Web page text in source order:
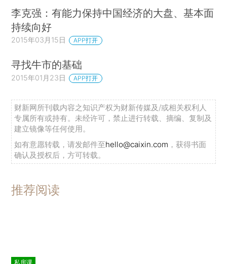
李克强：有能力保持中国经济的大盘、基本面
持续向好
2015年03月15日 APP打开
寻找牛市的基础
2015年01月23日 APP打开
财新网所刊载内容之知识产权为财新传媒及/或相关权利人
专属所有或持有。未经许可，禁止进行转载、摘编、复制及
建立镜像等任何使用。
如有意愿转载，请发邮件至hello@caixin.com ，获得书面
确认及授权后，方可转载。
推荐阅读
私房课